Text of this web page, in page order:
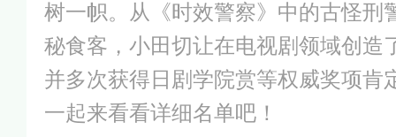
树一帜。从《时效警察》中的古怪刑
秘食客，小田切让在电视剧领域创造
并多次获得日剧学院赏等权威奖项肯
一起来看看详细名单吧！